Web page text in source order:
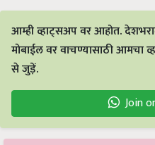
आम्ही व्हाट्सअप वर आहोत.
मोबाईल वर वाचण्यासाठी आमचा
से जुड़ें.
Join